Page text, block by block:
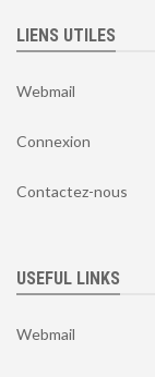
LIENS UTILES
Webmail
Connexion
Contactez-nous
USEFUL LINKS
Webmail